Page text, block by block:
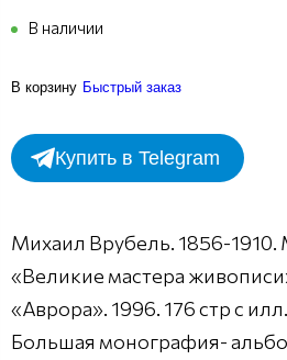
В наличии
В корзину Быстрый заказ
Купить в Telegram
Михаил Врубель. 1856-1910.
«Великие мастера
«Аврора». 1996. 176 стр с
Большая монография-